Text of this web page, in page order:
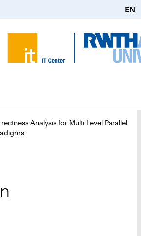
EN
Analysis for Multi-Level Parallel